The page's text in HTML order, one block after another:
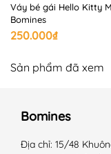
Váy bé gái Hello Kitty
Bomines
250.000₫
Sản phẩm đã xem
Bomines
Địa chỉ: 15/48